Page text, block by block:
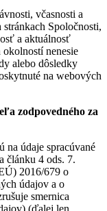
včasnosti a
Spoločnosti,
a aktuálnosť
nenesie
alebo dôsledky
na webových
zodpovedného za
na údaje spracúvané
článku 4 ods. 7.
2016/679 o
údajov a o
smernica
(ďalej len